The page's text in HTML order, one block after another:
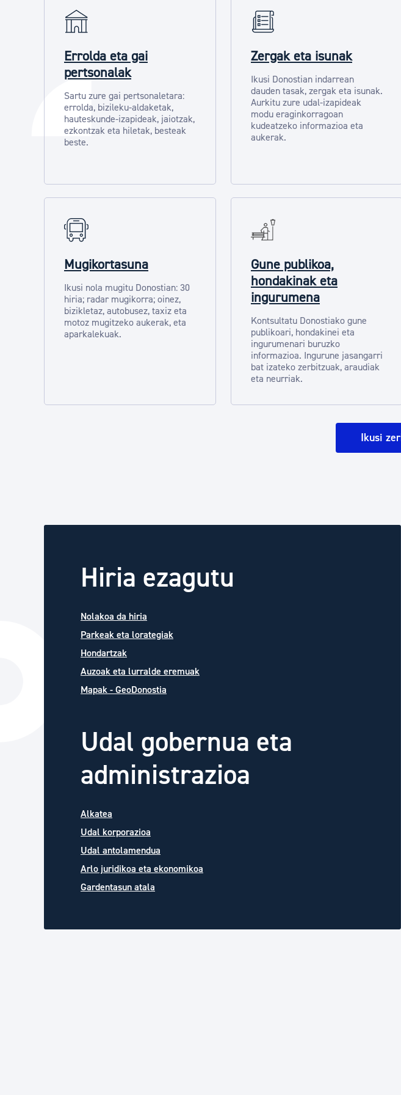
Errolda eta gai
pertsonalak
Sartu zure gai pertsonaletara:
errolda, bizileku-aldaketak,
hauteskunde-izapideak, jaiotzak,
ezkontzak eta hiletak, besteak
beste.
Zergak eta isunak
Ikusi Donostian indarrean
dauden tasak, zergak eta isunak.
Aurkitu zure udal-izapideak
modu eraginkorragoan
kudeatzeko informazioa eta
aukerak.
Mugikortasuna
Ikusi nola mugitu Donostian: 30
hiria; radar mugikorra; oinez,
bizikletaz, autobusez, taxiz eta
motoz mugitzeko aukerak, eta
aparkalekuak.
Gune publikoa,
hondakinak eta
ingurumena
Kontsultatu Donostiako gune
publikoari, hondakinei eta
ingurumenari buruzko
informazioa. Ingurune jasangarri
bat izateko zerbitzuak, araudiak
eta neurriak.
Ikusi
Hiria ezagutu
Nolakoa da hiria
Parkeak eta lorategiak
Hondartzak
Auzoak eta lurralde eremuak
Mapak - GeoDonostia
Udal gobernua eta
administrazioa
Alkatea
Udal korporazioa
Udal antolamendua
Arlo juridikoa eta ekonomikoa
Gardentasun atala